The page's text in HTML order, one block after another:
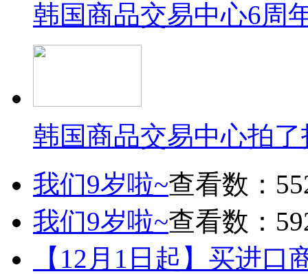
韩国商品交易中心6周
韩国商品交易中心拍
我们9岁啦~查看数：
我们9岁啦~查看数：
【12月1日起】买进口